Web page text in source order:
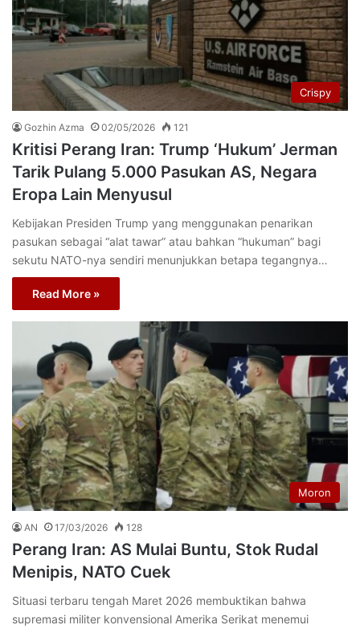
Crispy
Gozhin Azma 02/05/2026 121
Kritisi Perang Iran: Trump ‘Hukum’ Jerman
Tarik Pulang 5.000 Pasukan AS, Negara
Eropa Lain Menyusul
Kebijakan Presiden Trump yang menggunakan penarikan
pasukan sebagai “alat tawar” atau bahkan “hukuman” bagi
sekutu NATO-nya sendiri menunjukkan betapa tegangnya…
Read More »
Moron
AN 17/03/2026 128
Perang Iran: AS Mulai Buntu, Stok Rudal
Menipis, NATO Cuek
Situasi terbaru tengah Maret 2026 membuktikan bahwa
supremasi militer konvensional Amerika Serikat menemui